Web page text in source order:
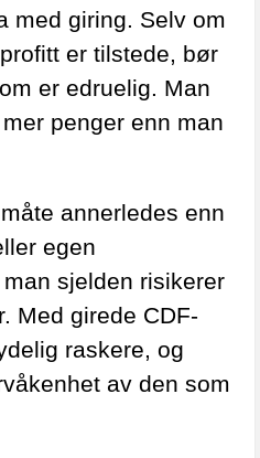
med giring. Selv om
er tilstede, bør
er edruelig. Man
penger enn man
annerledes enn
egen
sjelden risikerer
Med girede CDF-
raskere, og
av den som